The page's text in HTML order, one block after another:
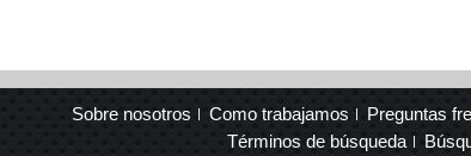
Sobre nosotros Como trabajamos Preguntas
Términos de búsqueda